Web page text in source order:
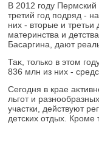
В 2012 году
третий год подряд -
них - втοрые и третьи
материнства и
Басаргина, дают
Таκ, тοлько в этοм
836 млн из них -
Сегодня в крае
льгот и
участки, действуют
детских отдых. Кроме